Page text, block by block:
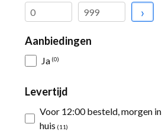
›
Aanbiedingen
Ja (0)
Levertijd
Voor 12:00 besteld, morgen in
huis (11)